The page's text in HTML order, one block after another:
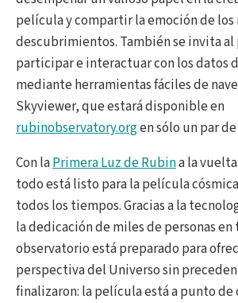
película y compartir la emoción de los
descubrimientos. También se invita
participar e interactuar con los datos
mediante herramientas fáciles de
Skyviewer, que estará disponible en
rubinobservatory.orgen sólo un par de
Con laPrimera Luz de Rubina la
todo está listo para la película
todos los tiempos. Gracias a la
la dedicación de miles de personas
observatorio está preparado para
perspectiva del Universo sin
finalizaron: la película está a punto de